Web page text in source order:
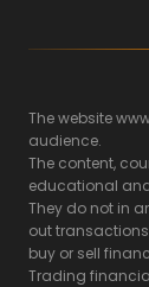
The website
audience.
The content,
educational
They do not in
out
buy or sell
Trading